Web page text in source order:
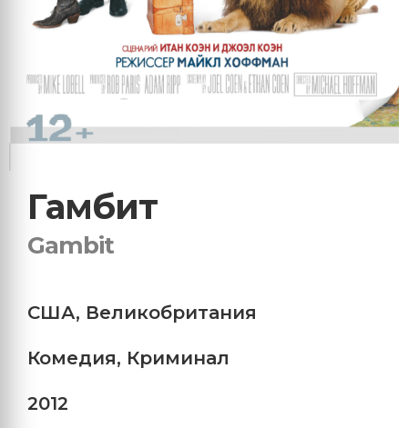
Гамбит
Gambit
США, Великобритания
Комедия, Криминал
2012